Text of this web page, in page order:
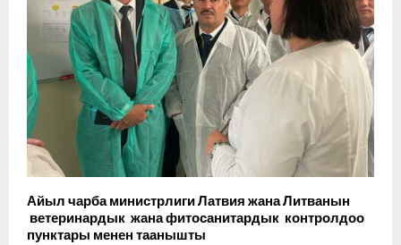
Айыл чарба министрлиги Латвия жана Литванын
ветеринардык жана фитосанитардык контролдоо
пунктары менен таанышты